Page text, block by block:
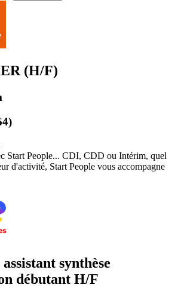
(H/F)
Start People... CDI, CDD ou Intérim, quel
d'activité, Start People vous accompagne
synthèse
débutant H/F